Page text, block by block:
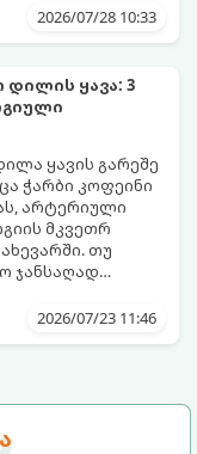
გამო, დღის
სმა
ჩვევად
2026/07/28 10:33
ყავა: 3
ყავის გარეშე
ჭარბი კოფეინი
არტერიული
მკვეთრ
თუ
ჯანსაღად
ყავის სამ
სასმელი:
2026/07/23 11:46